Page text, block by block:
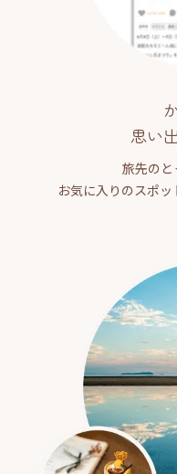
思い
旅先のと
お気に入りのスポ